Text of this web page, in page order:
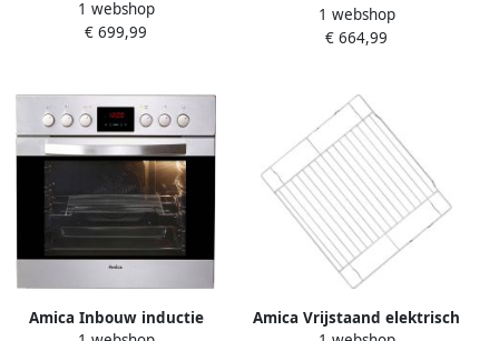
SHI 905 150
1 webshop
€ 699,99
fornuisset EHCX 934 600 E
1 webshop
€ 664,99
Amica Inbouw inductie
Amica Vrijstaand elektrisch